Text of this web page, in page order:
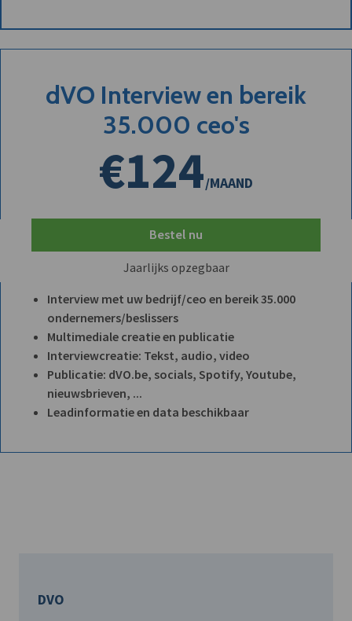
dVO Interview en bereik
35.000 ceo's
€124/MAAND
Bestel nu
Jaarlijks opzegbaar
Interview met uw bedrijf/ceo en bereik 35.000
ondernemers/beslissers
Multimediale creatie en publicatie
Interviewcreatie: Tekst, audio, video
Publicatie: dVO.be, socials, Spotify, Youtube,
nieuwsbrieven, ...
Leadinformatie en data beschikbaar
DVO